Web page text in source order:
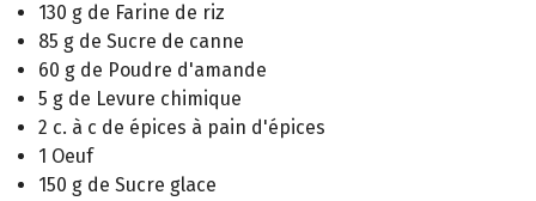
130 g de Farine de riz
85 g de Sucre de canne
60 g de Poudre d'amande
5 g de Levure chimique
2 c. à c de épices à pain d'épices
1 Oeuf
150 g de Sucre glace